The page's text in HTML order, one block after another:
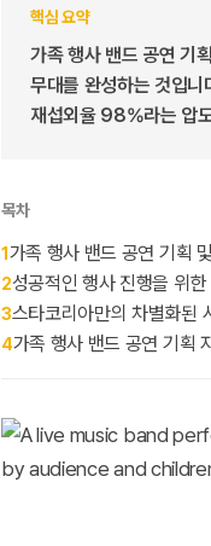
핵심 요약
가족 행사 밴드 공연 기
무대를 완성하는 것입
재섭외율 98%라는 압
목차
1 가족 행사 밴드 공연 기획
2성공적인 행사 진행을 위한
3스타코리아만의 차별화된
4가족 행사 밴드 공연 기획